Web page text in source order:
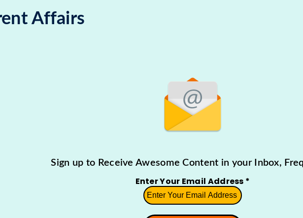
Affairs
Sign up to Receive Awesome Content in your Inbox,
Enter Your Email Address *